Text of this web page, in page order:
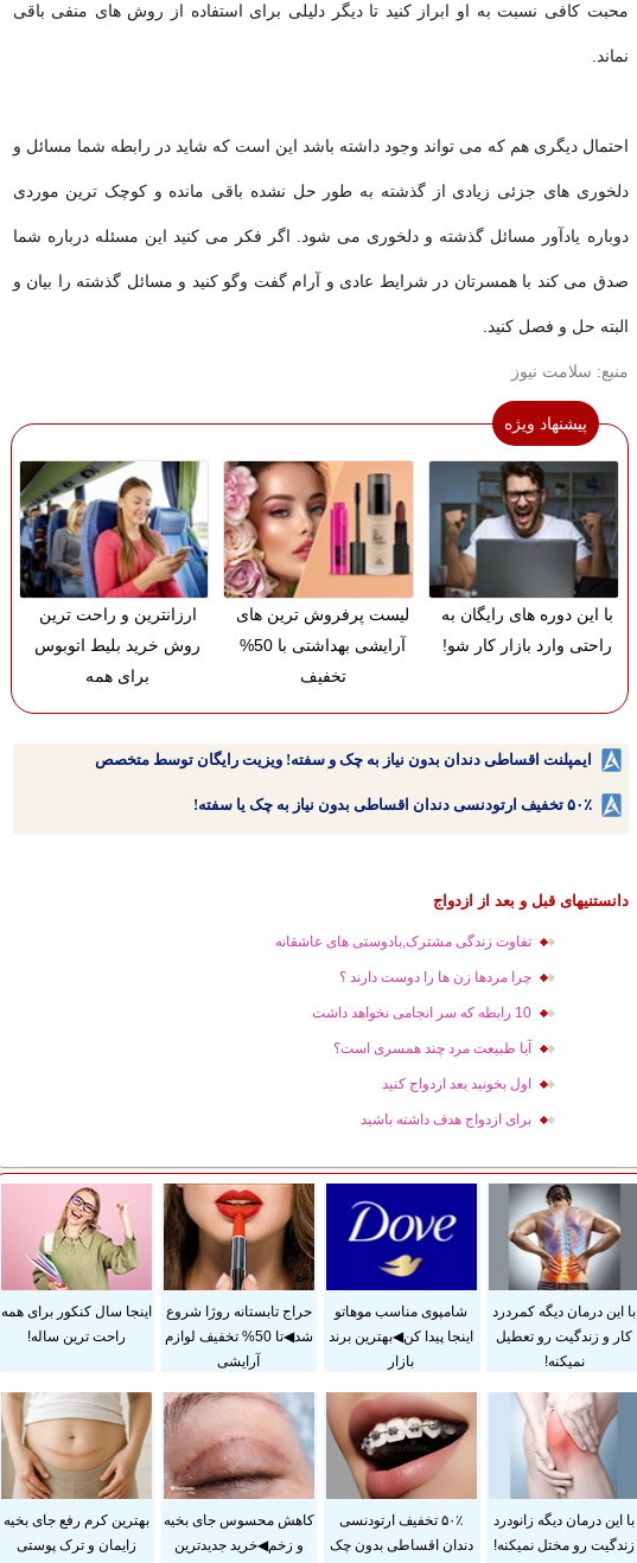
محبت کافی نسبت به او ابراز کنید تا دیگر دلیلی برای استفاده از روش های منفی باقی
نماند.
احتمال دیگری هم که می تواند وجود داشته باشد این است که شاید در رابطه شما مسائل و
دلخوری های جزئی زیادی از گذشته به طور حل نشده باقی مانده و کوچک ترین موردی
دوباره یادآور مسائل گذشته و دلخوری می شود. اگر فکر می کنید این مسئله درباره شما
صدق می کند با همسرتان در شرایط عادی و آرام گفت وگو کنید و مسائل گذشته را بیان و
البته حل و فصل کنید.
منبع: سلامت نیوز
پیشنهاد ویژه
با این دوره های رایگان به
راحتی وارد بازار کار شو!
لیست پرفروش ترین های
آرایشی بهداشتی با 50%
تخفیف
ارزانترین و راحت ترین
روش خرید بلیط اتوبوس
برای همه
ایمپلنت اقساطی دندان بدون نیاز به چک و سفته! ویزیت رایگان توسط متخصص
۵۰٪ تخفیف ارتودنسی دندان اقساطی بدون نیاز به چک یا سفته!
دانستنیهای قبل و بعد از ازدواج
تفاوت زندگی مشترک,بادوستی های عاشقانه
چرا مردها زن ها را دوست دارند ؟
10 رابطه که سر انجامی نخواهد داشت
آيا طبيعت مرد چند همسرى است؟
اول بخونيد بعد ازدواج کنيد
برای ازدواج هدف داشته باشید
با این درمان دیگه کمردرد
کار و زندگیت رو تعطیل
نمیکنه!
شامپوی مناسب موهاتو
اینجا پیدا کن◀بهترین برند
بازار
حراج تابستانه روژا شروع
شد◀تا 50% تخفیف لوازم
آرایشی
اینجا سال کنکور برای همه
راحت ترین ساله!
با این درمان دیگه زانودرد
زندگیت رو مختل نمیکنه!
۵۰٪ تخفیف ارتودنسی
دندان اقساطی بدون چک
کاهش محسوس جای بخیه
و زخم◀خرید جدیدترین
بهترین کرم رفع جای بخیه
زایمان و ترک پوستی